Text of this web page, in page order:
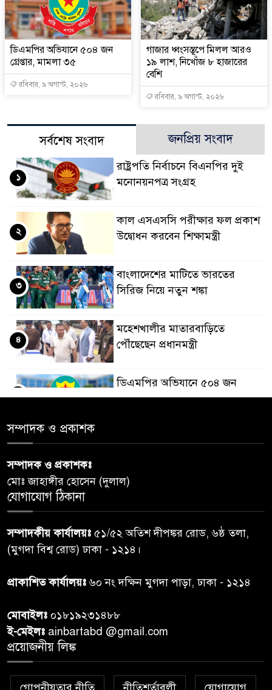
ডিএমপির অভিযানে ৫০৪ জন
গ্রেপ্তার, মামলা ৩৫
রবিবার, ৯ অগাস্ট, ২০২৬
গাজার ধ্বংসস্তূপে মিলল আরও
১৯ লাশ, নিখোঁজ ৮ হাজারের
বেশি
রবিবার, ৯ অগাস্ট, ২০২৬
সর্বশেষ সংবাদ জনপ্রিয় সংবাদ
রাষ্ট্রপতি নির্বাচনে বিএনপির দুই
মনোনয়নপত্র সংগ্রহ
১
কাল এসএসসি পরীক্ষার ফল প্রকাশ
উদ্বোধন করবেন শিক্ষামন্ত্রী
২
বাংলাদেশের মাটিতে ভারতের
সিরিজ নিয়ে নতুন শঙ্কা
৩
মহেশখালীর মাতারবাড়িতে
পৌঁছেছেন প্রধানমন্ত্রী
৪
ডিএমপির অভিযানে ৫০৪ জন
গ্রেপ্তার, মামলা ৩৫
৬
কুলাউড়া সীমান্তে বিএসএফের
৭
বগুড়ায় প্রাইভেটকারের ধাক্কায় স্বামী-
৮
টাওয়াজ শোনা যায়: স্বরাষ্ট্রমন্ত্রী
৯
১০
সম্পাদক ও প্রকাশক
সম্পাদক ও প্রকাশকঃ
মোঃ জাহাঙ্গীর হোসেন (দুলাল)
যোগাযোগ ঠিকানা
সম্পাদকীয় কার্যালয়ঃ ৫১/৫২ অতিশ দীপঙ্কর রোড, ৬ষ্ঠ তলা,
(মুগদা বিশ্ব রোড) ঢাকা - ১২১৪।
প্রাকাশিত কার্যালয়ঃ৬০ নং দক্ষিন মুগদা পাড়া, ঢাকা - ১২১৪
মোবাইলঃ ০১৮১৯২৩১৪৮৮
ই-মেইলঃ ainbartabd @gmail.com
প্রয়োজনীয় লিঙ্ক